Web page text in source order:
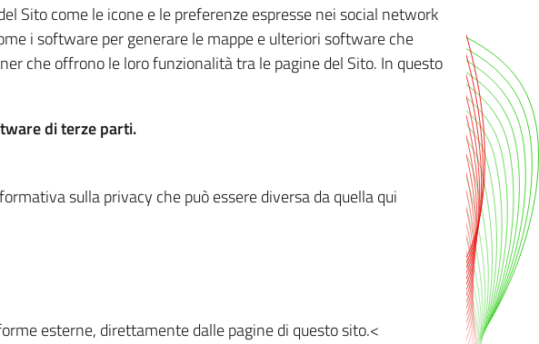
Sito come le icone e le preferenze espresse nei social network
i software per generare le mappe e ulteriori software che
che offrono le loro funzionalità tra le pagine del Sito. In questo
di terze parti.
sulla privacy che può essere diversa da quella qui
esterne, direttamente dalle pagine di questo sito.<